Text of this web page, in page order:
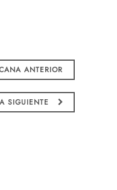
ANTERIOR
SIGUIENTE